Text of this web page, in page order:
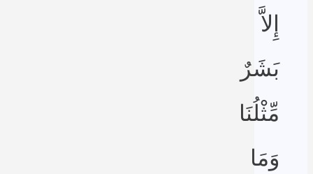
إِلاَّ
بَشَرٌ
مِّثْلُنَا
وَمَا